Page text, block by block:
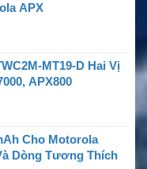
APX
MT19-D Hai Vị
APX800
Cho Motorola
Dòng Tương Thích